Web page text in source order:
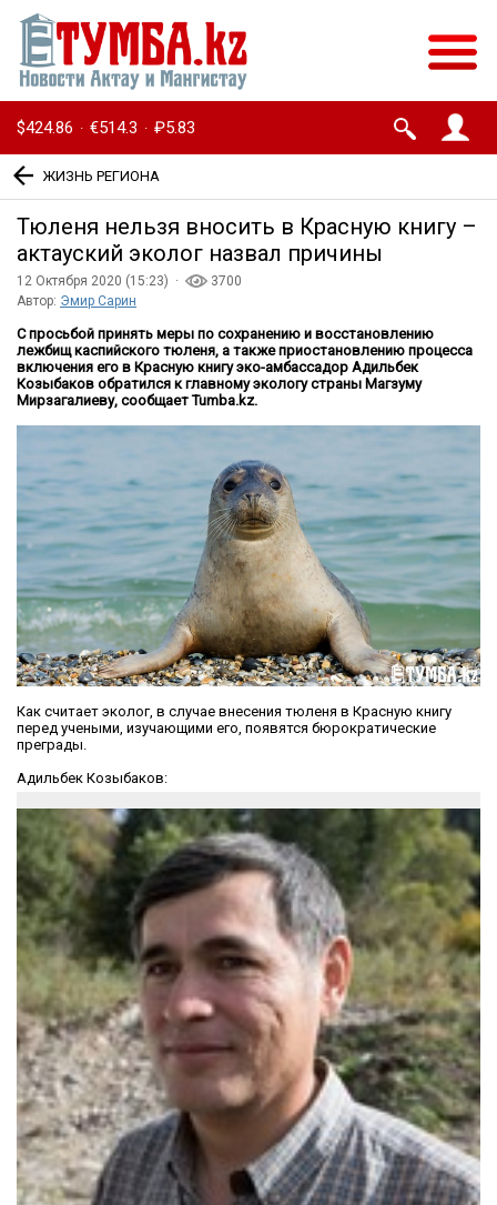
$424.86 · €514.3 · ₽5.83
ЖИЗНЬ РЕГИОНА
Тюленя нельзя вносить в Красную книгу –
актауский эколог назвал причины
12 Октября 2020 (15:23) ·
3700
Автор: Эмир Сарин
С просьбой принять меры по сохранению и восстановлению
лежбищ каспийского тюленя, а также приостановлению процесса
включения его в Красную книгу эко-амбассадор Адильбек
Козыбаков обратился к главному экологу страны Магзуму
Мирзагалиеву, сообщает Tumba.kz.
Как считает эколог, в случае внесения тюленя в Красную книгу
перед учеными, изучающими его, появятся бюрократические
преграды.
Адильбек Козыбаков: